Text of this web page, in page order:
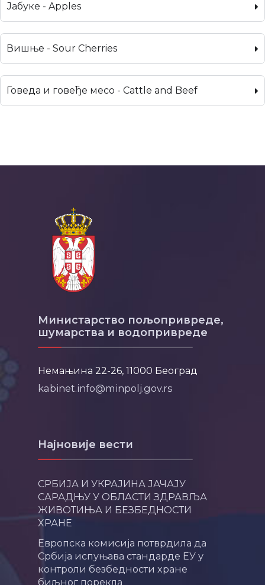
Јабуке - Apples
Вишње - Sour Cherries
Говеда и говеђе месо - Cattle and Beef
Министарство пољопривреде,
шумарства и водопривреде
Немањина 22-26, 11000 Београд
kabinet.info@minpolj.gov.rs
Најновије вести
СРБИЈА И УКРАЈИНА ЈАЧАЈУ
САРАДЊУ У ОБЛАСТИ ЗДРАВЉА
ЖИВОТИЊА И БЕЗБЕДНОСТИ
ХРАНЕ
Европска комисија потврдила да
Србија испуњава стандарде ЕУ у
контроли безбедности хране
биљног порекла